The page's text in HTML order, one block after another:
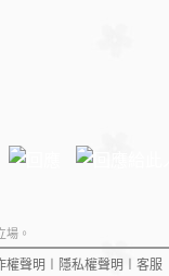
場。
權聲明 隱私權聲明 客服